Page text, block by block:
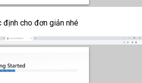
định cho đơn giản nhé